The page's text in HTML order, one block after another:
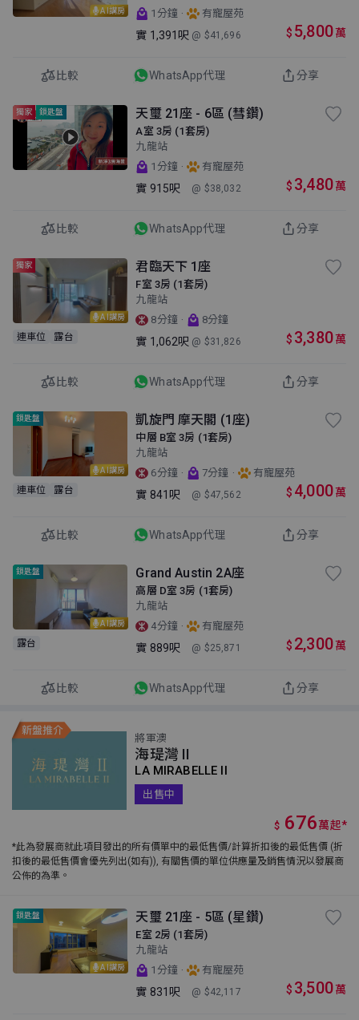
AI講房
1分鐘 · 有寵屋苑
實 1,391呎 @ $41,696 $ 5,800萬
比較 WhatsApp代理 分享
獨家 鎖匙盤 天璽 21座 - 6區 (彗鑽)
A室 3房 (1套房)
九龍站
1分鐘 · 有寵屋苑
實 915呎 @ $38,032 $ 3,480萬
比較 WhatsApp代理 分享
AI講房
獨家
連車位 露台
君臨天下 1座
F室 3房 (1套房)
九龍站
8分鐘 · 8分鐘
實 1,062呎 @ $31,826 $ 3,380萬
比較 WhatsApp代理 分享
AI講房
鎖匙盤
連車位 露台
凱旋門 摩天閣 (1座)
中層 B室 3房 (1套房)
九龍站
6分鐘 · 7分鐘 · 有寵屋苑
實 841呎 @ $47,562 $ 4,000萬
比較 WhatsApp代理 分享
AI講房
鎖匙盤
露台
Grand Austin 2A座
高層 D室 3房 (1套房)
九龍站
4分鐘 · 有寵屋苑
實 889呎 @ $25,871 $ 2,300萬
比較 WhatsApp代理 分享
將軍澳
海瑅灣 II
LA MIRABELLE II
出售中
$ 676萬起*
*此為發展商就此項目發出的所有價單中的最低售價/計算折扣後的最低售價 (折
扣後的最低售價會優先列出(如有)), 有關售價的單位供應量及銷售情況以發展商
公佈的為準。
AI講房
鎖匙盤 天璽 21座 - 5區 (星鑽)
E室 2房 (1套房)
九龍站
1分鐘 · 有寵屋苑
實 831呎 @ $42,117 $ 3,500萬